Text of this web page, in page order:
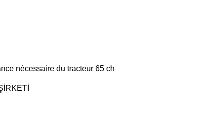
nécessaire du tracteur 65 ch